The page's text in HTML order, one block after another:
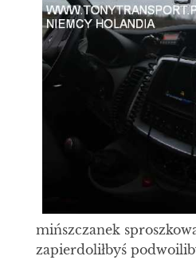
mińszczanek
zapierdoliłbyś